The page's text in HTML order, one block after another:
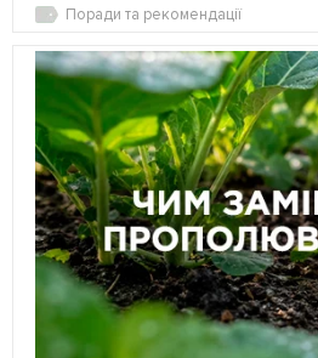
Поради та рекомендації